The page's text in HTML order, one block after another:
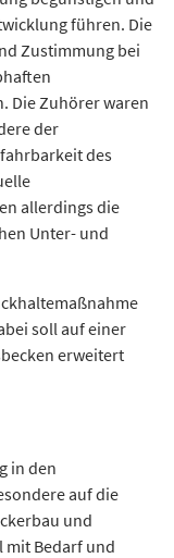
führen. Die
Zustimmung bei
Die Zuhörer waren
der
des
allerdings die
Unter- und
soll auf einer
erweitert
in den
auf die
und
Bedarf und